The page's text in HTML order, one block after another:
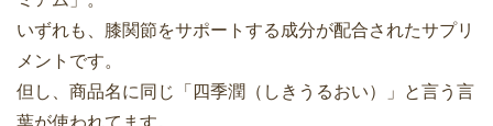
いずれも、膝関節をサポートする成分が配合されたサプリ
メントです。
但し、商品名に同じ「四季潤（しきうるおい）」と言う言
葉が使われてます。